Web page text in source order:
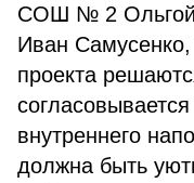
СОШ № 2 Ольгой
Иван
проекта
внутреннего
должна быть